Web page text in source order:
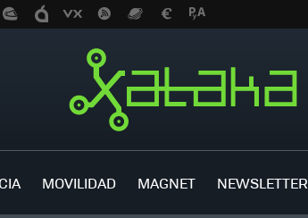
MOVILIDAD MAGNET NEWSLETTER